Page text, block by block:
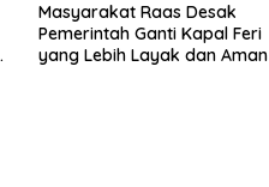
Masyarakat Raas Desak
Pemerintah Ganti Kapal Feri
yang Lebih Layak dan Aman